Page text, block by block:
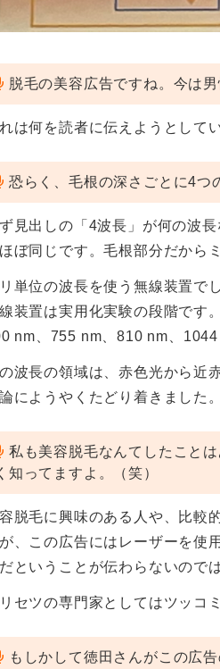
脱毛の美容広告ですね。今は
は何を読者に伝えようとして
恐らく、毛根の深さごとに4つ
見出しの「4波長」が何の波
ぼ同じです。毛根部分だから
単位の波長を使う無線装置で
装置は実用化実験の段階です
nm、755 nm、810 nm、1044
波長の領域は、赤色光から近
にようやくたどり着きました。
私も美容脱毛なんてしたこと
知ってますよ。（笑）
脱毛に興味のある人や、比較
、この広告にはレーザーを使
ということが伝わらないので
リセツの専門家としてはツッコ
もしかして徳田さんがこの広